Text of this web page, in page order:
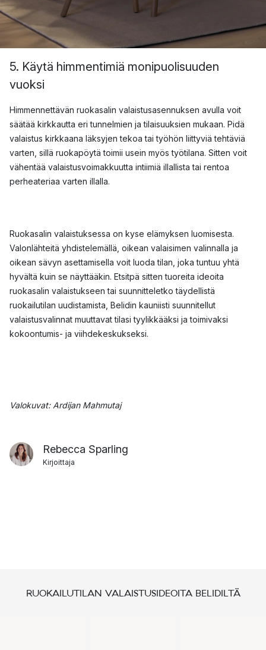
5. Käytä himmentimiä monipuolisuuden
vuoksi
Himmennettävän ruokasalin valaistusasennuksen avulla voit
säätää kirkkautta eri tunnelmien ja tilaisuuksien mukaan. Pidä
valaistus kirkkaana läksyjen tekoa tai työhön liittyviä tehtäviä
varten, sillä ruokapöytä toimii usein myös työtilana. Sitten voit
vähentää valaistusvoimakkuutta intiimiä illallista tai rentoa
perheateriaa varten illalla.
Ruokasalin valaistuksessa on kyse elämyksen luomisesta.
Valonlähteitä yhdistelemällä, oikean valaisimen valinnalla ja
oikean sävyn asettamisella voit luoda tilan, joka tuntuu yhtä
hyvältä kuin se näyttääkin. Etsitpä sitten tuoreita ideoita
ruokasalin valaistukseen tai suunnitteletko täydellistä
ruokailutilan uudistamista, Belidin kauniisti suunnitellut
valaistusvalinnat muuttavat tilasi tyylikkääksi ja toimivaksi
kokoontumis- ja viihdekeskukseksi.
Valokuvat: Ardijan Mahmutaj
Rebecca Sparling
Kirjoittaja
RUOKAILUTILAN VALAISTUSIDEOITA BELIDILTÄ